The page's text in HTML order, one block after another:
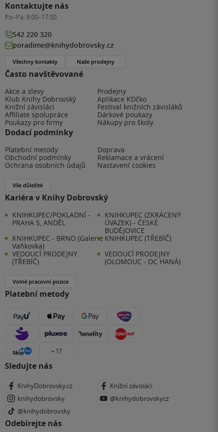
Často navštěvované
Akce a slevy
Prodejny
Klub Knihy Dobrovský
Aplikace KDčko
Knižní závisláci
Festival knižních závisláků
Affiliate spolupráce
Dárkové poukazy
Poukazy pro firmy
Nákupy pro školy
Dodací podmínky
Platební metody
Doprava
Obchodní podmínky
Reklamace a vrácení
Ochrana osobních údajů
Nastavení cookies
Vše důležité
Kariéra v Knihy Dobrovský
KNIHKUPEC/POKLADNÍ -
PRAHA 5, ANDĚL
KNIHKUPEC (ZKRÁCENÝ
ÚVAZEK) - ČESKÉ
BUDĚJOVICE
KNIHKUPEC - BRNO (Galerie
Vaňkovka)
KNIHKUPEC (TŘEBÍČ)
VEDOUCÍ PRODEJNY
(TŘEBÍČ)
VEDOUCÍ PRODEJNY
(OLOMOUC - OC HANÁ)
Volné pracovní pozice
Platební metody
+ 17
Sledujte nás
KnihyDobrovsky.cz
Knižní závisláci
knihydobrovsky
@knihydobrovskycz
@knihydobrovsky
Odebírejte nás
Kontaktujte nás
Po–Pá: 8:00–17:00
542 220 320
poradime@knihydobrovsky.cz
Všechny kontakty Naše prodejny